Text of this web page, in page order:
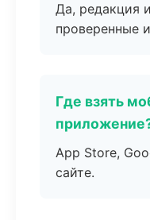
Да, редакция
проверенные
Где взять
App Store,
сайте.